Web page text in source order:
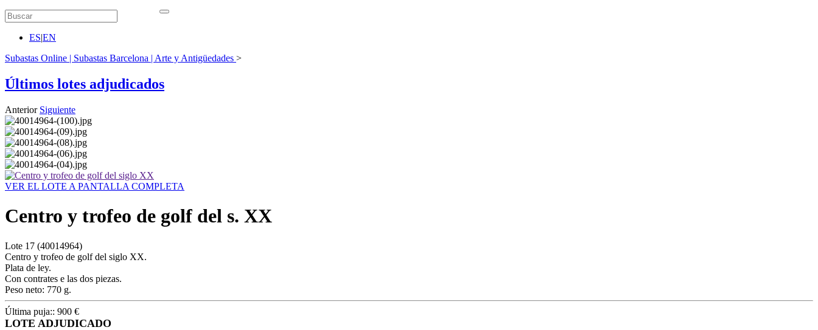
ES|EN
Subastas Online | Subastas Barcelona | Arte y Antigüedades >
Últimos lotes adjudicados
Anterior Siguiente
VER EL LOTE A PANTALLA COMPLETA
Centro y trofeo de golf del s. XX
Lote 17 (40014964)
Centro y trofeo de golf del siglo XX.
Plata de ley.
Con contrates e las dos piezas.
Peso neto: 770 g.
Última puja:: 900 €
LOTE ADJUDICADO